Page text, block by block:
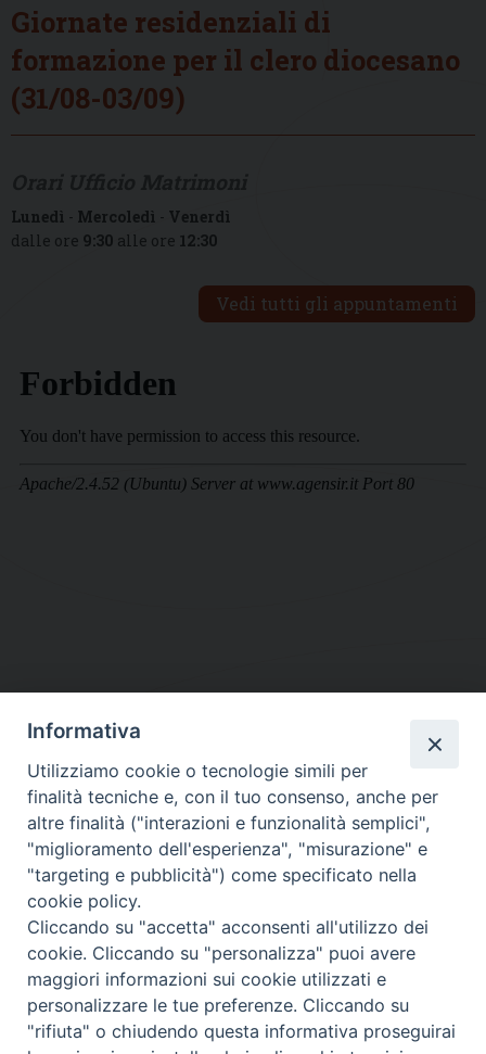
Giornate residenziali di
formazione per il clero diocesano
(31/08-03/09)
Lunedì - Mercoledì - Venerdì
dalle ore 9:30 alle ore 12:30
Vedi tutti gli appuntamenti
DIOCESI SUBURBICARIA DI ALBANO
Contatti:Tel.: 06.93268401 - Fax.: 06.9323844
E-mail:curia@diocesidialbano.it
Orari: dal Lunedì al Venerdì Ore: 9:00 - 13:00
Lunedì, Mercoledì e Venerdì, Ore 9:30 - 12:30
Diocesi Suburbicaria di Albano
Informativa
Utilizziamo cookie o tecnologie simili per
finalità tecniche e, con il tuo consenso, anche per
altre finalità ("interazioni e funzionalità semplici",
"miglioramento dell'esperienza", "misurazione" e
"targeting e pubblicità") come specificato nella
cookie policy.
Cliccando su "accetta" acconsenti all'utilizzo dei
cookie. Cliccando su "personalizza" puoi avere
maggiori informazioni sui cookie utilizzati e
personalizzare le tue preferenze. Cliccando su
"rifiuta" o chiudendo questa informativa proseguirai